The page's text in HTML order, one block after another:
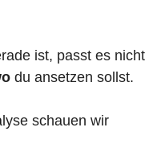
ist, passt es nicht
du ansetzen sollst.
schauen wir